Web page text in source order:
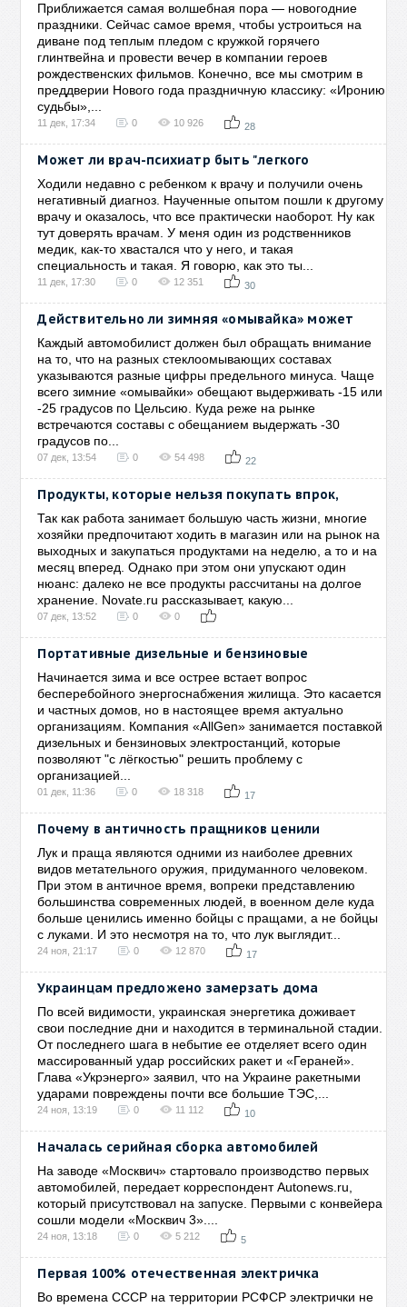
Приближается самая волшебная пора — новогодние
праздники. Сейчас самое время, чтобы устроиться на
диване под теплым пледом с кружкой горячего
глинтвейна и провести вечер в компании героев
рождественских фильмов. Конечно, все мы смотрим в
преддверии Нового года праздничную классику: «Иронию
судьбы»,...
11 дек, 17:34 0 10 926 28
Может ли врач-психиатр быть "легкого
Ходили недавно с ребенком к врачу и получили очень
негативный диагноз. Наученные опытом пошли к другому
врачу и оказалось, что все практически наоборот. Ну как
тут доверять врачам. У меня один из родственников
медик, как-то хвастался что у него, и такая
специальность и такая. Я говорю, как это ты...
11 дек, 17:30 0 12 351 30
Действительно ли зимняя «омывайка» может
Каждый автомобилист должен был обращать внимание
на то, что на разных стеклоомывающих составах
указываются разные цифры предельного минуса. Чаще
всего зимние «омывайки» обещают выдерживать -15 или
-25 градусов по Цельсию. Куда реже на рынке
встречаются составы с обещанием выдержать -30
градусов по...
07 дек, 13:54 0 54 498 22
Продукты, которые нельзя покупать впрок,
Так как работа занимает большую часть жизни, многие
хозяйки предпочитают ходить в магазин или на рынок на
выходных и закупаться продуктами на неделю, а то и на
месяц вперед. Однако при этом они упускают один
нюанс: далеко не все продукты рассчитаны на долгое
хранение. Novate.ru рассказывает, какую...
07 дек, 13:52 0 0
Портативные дизельные и бензиновые
Начинается зима и все острее встает вопрос
бесперебойного энергоснабжения жилища. Это касается
и частных домов, но в настоящее время актуально
организациям. Компания «AllGen» занимается поставкой
дизельных и бензиновых электростанций, которые
позволяют "с лёгкостью" решить проблему с
организацией...
01 дек, 11:36 0 18 318 17
Почему в античность пращников ценили
Лук и праща являются одними из наиболее древних
видов метательного оружия, придуманного человеком.
При этом в античное время, вопреки представлению
большинства современных людей, в военном деле куда
больше ценились именно бойцы с пращами, а не бойцы
с луками. И это несмотря на то, что лук выглядит...
24 ноя, 21:17 0 12 870 17
Украинцам предложено замерзать дома
По всей видимости, украинская энергетика доживает
свои последние дни и находится в терминальной стадии.
От последнего шага в небытие ее отделяет всего один
массированный удар российских ракет и «Гераней».
Глава «Укрэнерго» заявил, что на Украине ракетными
ударами повреждены почти все большие ТЭС,...
24 ноя, 13:19 0 11 112 10
Началась серийная сборка автомобилей
На заводе «Москвич» стартовало производство первых
автомобилей, передает корреспондент Autonews.ru,
который присутствовал на запуске. Первыми с конвейера
сошли модели «Москвич 3»....
24 ноя, 13:18 0 5 212 5
Первая 100% отечественная электричка
Во времена СССР на территории РСФСР электрички не